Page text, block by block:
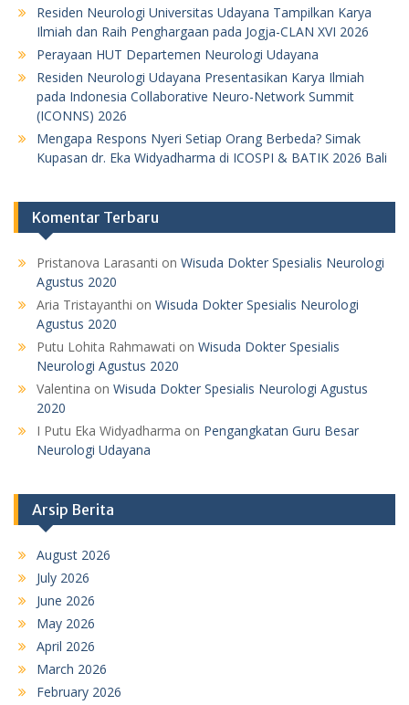
Residen Neurologi Universitas Udayana Tampilkan Karya
Ilmiah dan Raih Penghargaan pada Jogja-CLAN XVI 2026
Perayaan HUT Departemen Neurologi Udayana
Residen Neurologi Udayana Presentasikan Karya Ilmiah
pada Indonesia Collaborative Neuro-Network Summit
(ICONNS) 2026
Mengapa Respons Nyeri Setiap Orang Berbeda? Simak
Kupasan dr. Eka Widyadharma di ICOSPI & BATIK 2026 Bali
Komentar Terbaru
Pristanova Larasanti on Wisuda Dokter Spesialis Neurologi
Agustus 2020
Aria Tristayanthi on Wisuda Dokter Spesialis Neurologi
Agustus 2020
Putu Lohita Rahmawati on Wisuda Dokter Spesialis
Neurologi Agustus 2020
Valentina on Wisuda Dokter Spesialis Neurologi Agustus
2020
I Putu Eka Widyadharma on Pengangkatan Guru Besar
Neurologi Udayana
Arsip Berita
August 2026
July 2026
June 2026
May 2026
April 2026
March 2026
February 2026